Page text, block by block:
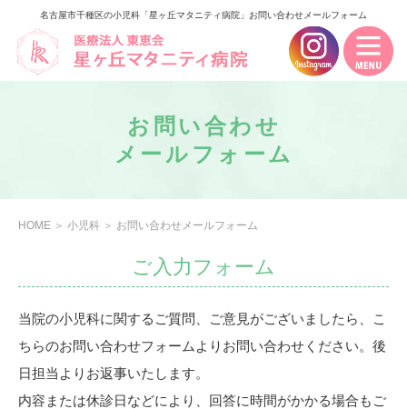
名古屋市千種区の小児科「星ヶ丘マタニティ病院」お問い合わせメールフォーム
お問い合わせ
メールフォーム
HOME ＞ 小児科 ＞ お問い合わせメールフォーム
ご入力フォーム
当院の小児科に関するご質問、ご意見がございましたら、こ
ちらのお問い合わせフォームよりお問い合わせください。後
日担当よりお返事いたします。
内容または休診日などにより、回答に時間がかかる場合もご